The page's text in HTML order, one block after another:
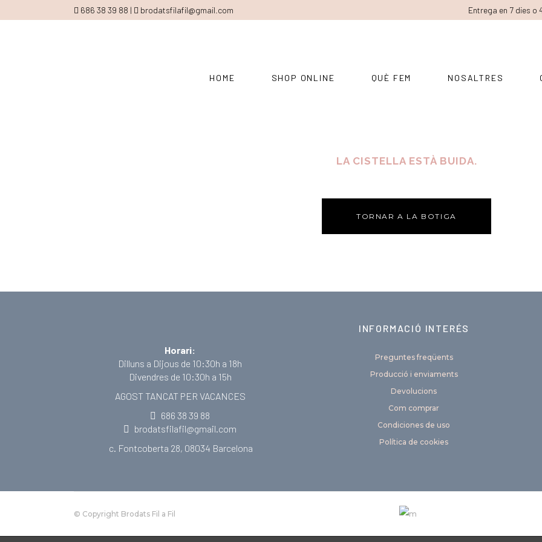
686 38 39 88 | brodatsfilafil@gmail.com Entrega en 7 dies o
HOME SHOP ONLINE QUÈ FEM NOSALTRES
LA CISTELLA ESTÀ BUIDA.
TORNAR A LA BOTIGA
Horari:
Dilluns a Dijous de 10:30h a 18h
Divendres de 10:30h a 15h
AGOST TANCAT PER VACANCES
686 38 39 88
brodatsfilafil@gmail.com
c. Fontcoberta 28, 08034 Barcelona
INFORMACIÓ INTERÉS
Preguntes freqüents
Producció i enviaments
Devolucions
Com comprar
Condiciones de uso
Política de cookies
© Copyright Brodats Fil a Fil